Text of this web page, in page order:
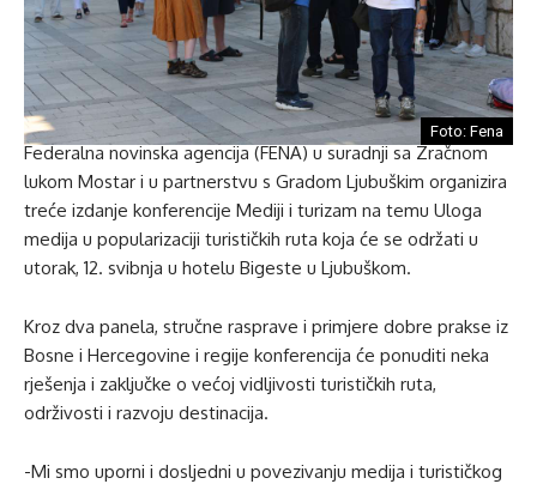
Foto: Fena
Federalna novinska agencija (FENA) u suradnji sa Zračnom
lukom Mostar i u partnerstvu s Gradom Ljubuškim organizira
treće izdanje konferencije Mediji i turizam na temu Uloga
medija u popularizaciji turističkih ruta koja će se održati u
utorak, 12. svibnja u hotelu Bigeste u Ljubuškom.
Kroz dva panela, stručne rasprave i primjere dobre prakse iz
Bosne i Hercegovine i regije konferencija će ponuditi neka
rješenja i zaključke o većoj vidljivosti turističkih ruta,
održivosti i razvoju destinacija.
-Mi smo uporni i dosljedni u povezivanju medija i turističkog